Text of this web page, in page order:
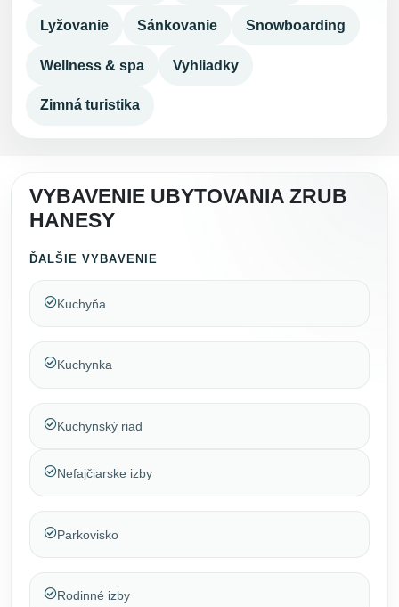
Lyžovanie Sánkovanie Snowboarding
Wellness & spa Vyhliadky
Zimná turistika
VYBAVENIE UBYTOVANIA ZRUB
HANESY
ĎALŠIE VYBAVENIE
Kuchyňa
Kuchynka
Kuchynský riad
Nefajčiarske izby
Parkovisko
Rodinné izby